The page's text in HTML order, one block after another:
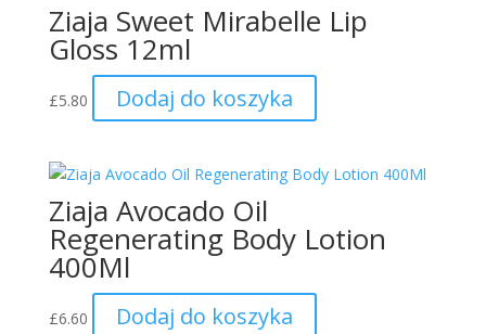
Ziaja Sweet Mirabelle Lip
Gloss 12ml
£5.80 Dodaj do koszyka
Ziaja Avocado Oil
Regenerating Body Lotion
400Ml
£6.60 Dodaj do koszyka